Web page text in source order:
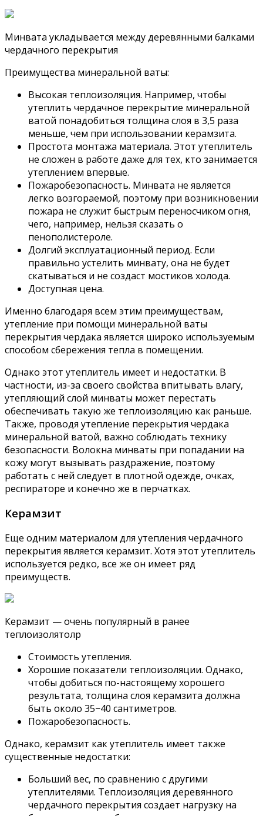
Минвата укладывается между деревянными балками
чердачного перекрытия
Преимущества минеральной ваты:
Высокая теплоизоляция. Например, чтобы
утеплить чердачное перекрытие минеральной
ватой понадобиться толщина слоя в 3,5 раза
меньше, чем при использовании керамзита.
Простота монтажа материала. Этот утеплитель
не сложен в работе даже для тех, кто занимается
утеплением впервые.
Пожаробезопасность. Минвата не является
легко возгораемой, поэтому при возникновении
пожара не служит быстрым переносчиком огня,
чего, например, нельзя сказать о
пенополистероле.
Долгий эксплуатационный период. Если
правильно устелить минвату, она не будет
скатываться и не создаст мостиков холода.
Доступная цена.
Именно благодаря всем этим преимуществам,
утепление при помощи минеральной ваты
перекрытия чердака является широко используемым
способом сбережения тепла в помещении.
Однако этот утеплитель имеет и недостатки. В
частности, из-за своего свойства впитывать влагу,
утепляющий слой минваты может перестать
обеспечивать такую же теплоизоляцию как раньше.
Также, проводя утепление перекрытия чердака
минеральной ватой, важно соблюдать технику
безопасности. Волокна минваты при попадании на
кожу могут вызывать раздражение, поэтому
работать с ней следует в плотной одежде, очках,
респираторе и конечно же в перчатках.
Керамзит
Еще одним материалом для утепления чердачного
перекрытия является керамзит. Хотя этот утеплитель
используется редко, все же он имеет ряд
преимуществ.
Керамзит — очень популярный в ранее
теплоизолятолр
Стоимость утепления.
Хорошие показатели теплоизоляции. Однако,
чтобы добиться по-настоящему хорошего
результата, толщина слоя керамзита должна
быть около 35−40 сантиметров.
Пожаробезопасность.
Однако, керамзит как утеплитель имеет также
существенные недостатки:
Больший вес, по сравнению с другими
утеплителями. Теплоизоляция деревянного
чердачного перекрытия создает нагрузку на